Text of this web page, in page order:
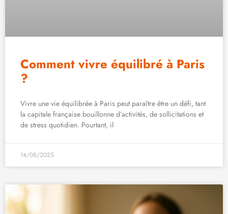
Comment vivre équilibré à Paris
?
Vivre une vie équilibrée à Paris peut paraître être un défi, tant
la capitale française bouillonne d’activités, de sollicitations et
de stress quotidien. Pourtant, il
14/08/2025